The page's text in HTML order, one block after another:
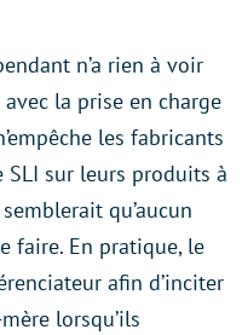
n’a rien à voir
la prise en charge
les fabricants
SLI sur leurs produits à
qu’aucun
faire. En pratique, le
afin d’inciter
lorsqu’ils